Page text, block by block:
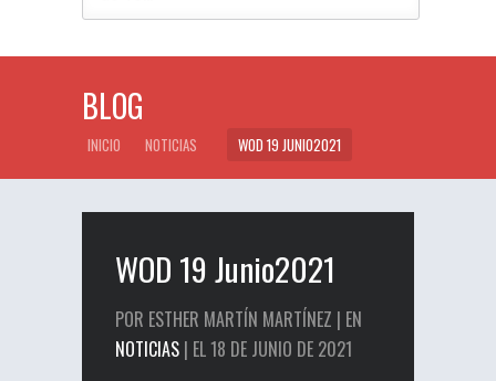
BLOG
INICIO NOTICIAS WOD 19 JUNIO2021
WOD 19 Junio2021
POR ESTHER MARTÍN MARTÍNEZ | EN
NOTICIAS | EL 18 DE JUNIO DE 2021